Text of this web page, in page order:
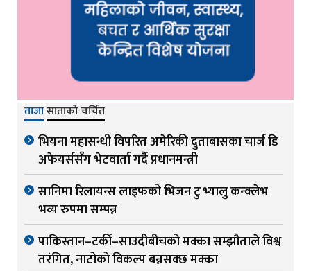
ताजासाताको चर्चित
भियना महासन्धी विपरित अमेरिकी दुताबासका चार्ज डि
अफेयर्ससँग भेटवार्ता गर्दै प्रधानमन्त्री
सानिमा रिलायन्स लाइफको भिजन टु भ्यालु कन्क्लेभ
भव्य रुपमा सम्पन्न
पाकिस्तान–टर्की–साउदीबीचको मक्का सम्झौताले विश्व
तरंगित, नाटोको विकल्प बन्नसक्छ मक्का